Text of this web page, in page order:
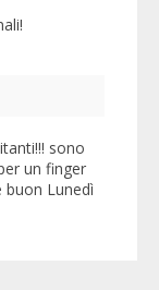
sono
un finger
Lunedì